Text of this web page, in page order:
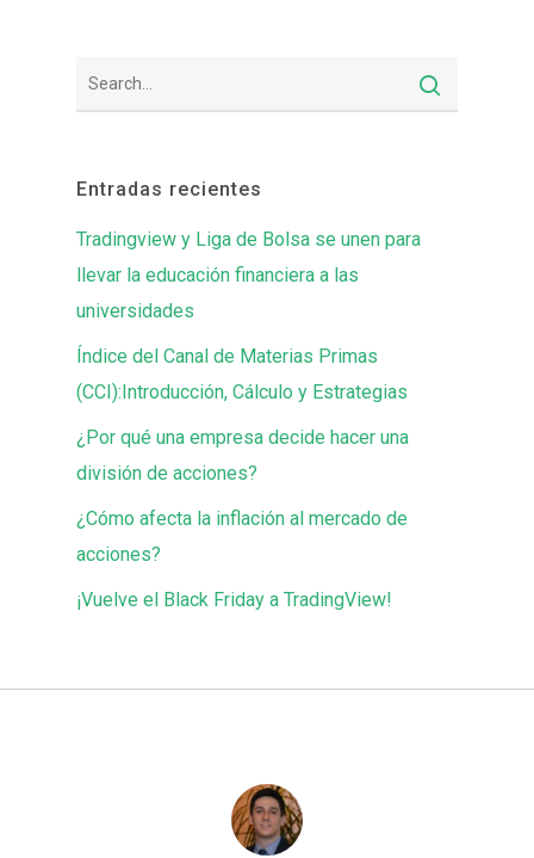
Entradas recientes
Tradingview y Liga de Bolsa se unen para
llevar la educación financiera a las
universidades
Índice del Canal de Materias Primas
(CCI):Introducción, Cálculo y Estrategias
¿Por qué una empresa decide hacer una
división de acciones?
¿Cómo afecta la inflación al mercado de
acciones?
¡Vuelve el Black Friday a TradingView!